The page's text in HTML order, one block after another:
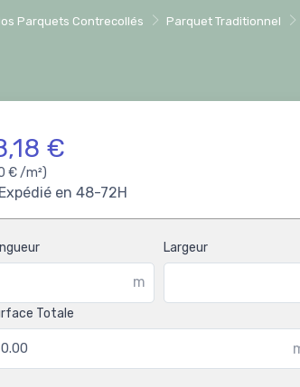
Parquets Contrecollés Parquet Traditionnel
€
€ /m²)
Expédié en 48-72H
m
Largeur
Totale